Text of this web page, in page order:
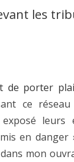
les
de porter
ce
leurs
en danger
mon